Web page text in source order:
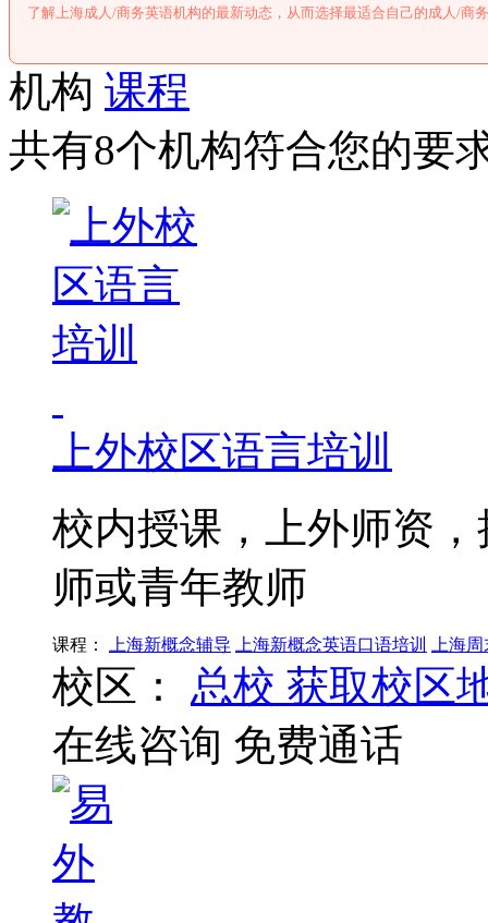
了解上海成人/商务英语机构的最新动态，从而选择最适合自己的成人/商
机构 课程
共有8个机构符合您的要
上外校区语言培训
校内授课，上外师资
师或青年教师
课程： 上海新概念辅导 上海新概念英语口语培训 上海
校区： 总校 获取校区
在线咨询 免费通话